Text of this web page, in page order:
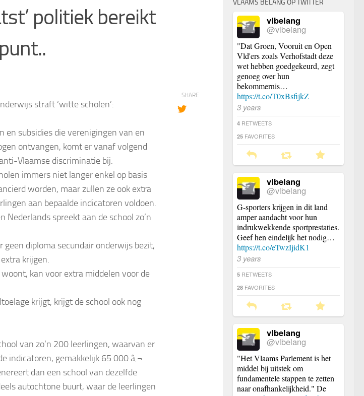
politiek bereikt
straft ‘witte scholen’:
en subsidies die verenigingen van en
ontvangen, komt er vanaf volgend
Vlaamse discriminatie bij.
immers niet langer enkel op basis
worden, maar zullen ze ook extra
aan bepaalde indicatoren voldoen.
Nederlands spreekt aan de school zo’n
geen diploma secundair onderwijs bezit,
krijgen.
kan voor extra middelen voor de
krijgt, krijgt de school ook nog
van zo’n 200 leerlingen, waarvan er
indicatoren, gemakkelijk 65 000 â‚¬
dan een school van dezelfde
autochtone buurt, waar de leerlingen
SHARE
VLAAMS BELANG OP TWITTER
vlbelang
@vlbelang
"Dat Groen, Vooruit en Open
Vld'ers zoals Verhofstadt deze
wet hebben goedgekeurd, zegt
genoeg over hun
bekommernis…
https://t.co/T0xBsfijkZ
3 years
4 RETWEETS
25 FAVORITES
vlbelang
@vlbelang
G-sporters krijgen in dit land
amper aandacht voor hun
indrukwekkende sportprestaties.
Geef hen eindelijk het nodig…
https://t.co/eTwzIjidK1
3 years
5 RETWEETS
28 FAVORITES
vlbelang
@vlbelang
"Het Vlaams Parlement is het
middel bij uitstek om
fundamentele stappen te zetten
naar onafhankelijkheid." De